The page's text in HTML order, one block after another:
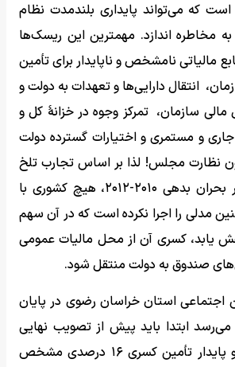
که می‌تواند پایداری بلندمدت نظام
مخاطره اندازد. مهمترین این ریسک‌ها
مالیاتی نامشخص و ناپایدار برای تأمین
انتقال دارایی‌ها و تعهدات به دولت و
مالی سازمان، تمرکز وجوه در خزانۀ کل و
و مستمری و اختیارات گسترده دولت
نظارت مجلس! لذا بر اساس تجارب تلخ
کشورهای اروپایی در بحران بدهی ۲۰۱۰-۲۰۱۲، هیچ کشوری با
مدلی را اجرا نکرده است که در آن سهم
یابد، کسری آن از محل مالیات عمومی
صندوق به دولت منتقل شود.
اجتماعی استان خراسان رضوی در پایان
می‌رسد ابتدا باید پیش از تصویب نهایی
لایحه، منابع دقیق و پایدار تأمین کسری ۱۶ درصدی مشخص